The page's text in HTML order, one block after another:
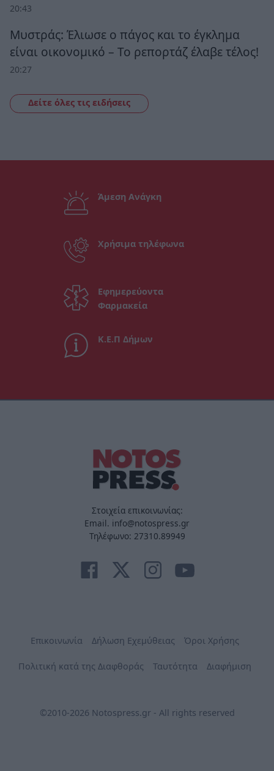
20:43
Μυστράς: Έλιωσε ο πάγος και το έγκλημα
είναι οικονομικό – Το ρεπορτάζ έλαβε τέλος!
20:27
Δείτε όλες τις ειδήσεις
Άμεση Ανάγκη
Χρήσιμα τηλέφωνα
Εφημερεύοντα
Φαρμακεία
Κ.Ε.Π Δήμων
Στοιχεία επικοινωνίας:
Email. info@notospress.gr
Τηλέφωνο: 27310.89949
Επικοινωνία Δήλωση Εχεμύθειας Όροι Χρήσης
Πολιτική κατά της Διαφθοράς Ταυτότητα Διαφήμιση
©2010-2026 Notospress.gr - All rights reserved